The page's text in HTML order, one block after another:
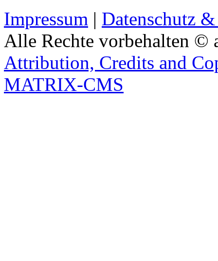
Impressum | Datenschutz
Alle Rechte vorbehalten ©
Attribution, Credits and
MATRIX-CMS